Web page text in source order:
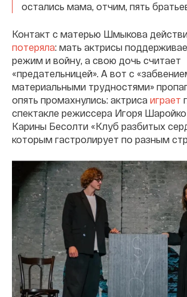
остались мама, отчим, пять
Контакт с матерью Шмыкова
потеряла: мать актрисы
режим и войну, а свою дочь считает
«предательницей». А вот с
материальными трудностями»
опять промахнулись: актриса играет
спектакле режиссера Игоря
Карины Бесолти «Клуб разбитых
которым гастролирует по разным